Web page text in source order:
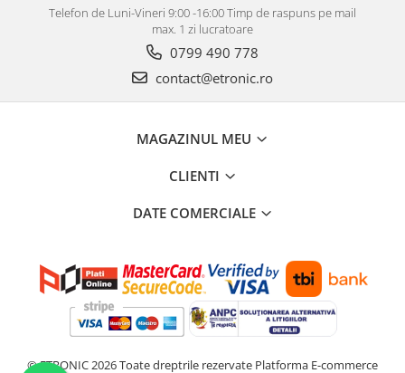
Telefon de Luni-Vineri 9:00 -16:00 Timp de raspuns pe mail
max. 1 zi lucratoare
0799 490 778
contact@etronic.ro
MAGAZINUL MEU
CLIENTI
DATE COMERCIALE
© ETRONIC 2026 Toate dreptrile rezervate Platforma E-commerce